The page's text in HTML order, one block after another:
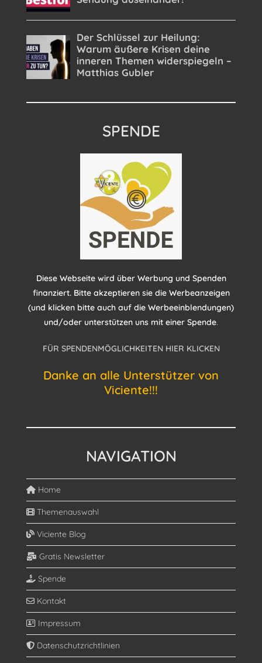
SPENDE
Diese Webseite wird über Werbung und Spenden
finanziert. Bitte akzeptieren sie die Werbeanzeigen
(und klicken bitte auch auf die Werbeeinblendungen)
und/oder unterstützen uns mit einer Spende.
FÜR SPENDENMÖGLICHKEITEN HIER KLICKEN
Danke an alle Unterstützer von
Viciente!!!
NAVIGATION
Home
Themenauswahl
Viciente Blog
Gratis Newsletter
Spende
Kontakt
Impressum
Datenschutzrichtlinien